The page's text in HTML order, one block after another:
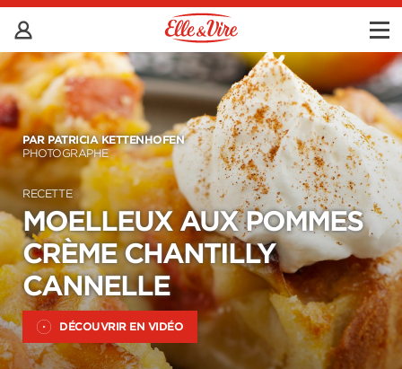
PAR PATRICIA KETTENHOFEN
PHOTOGRAPHE
RECETTE
MOELLEUX AUX POMMES
CRÈME CHANTILLY
CANNELLE
DÉCOUVRIR EN VIDÉO